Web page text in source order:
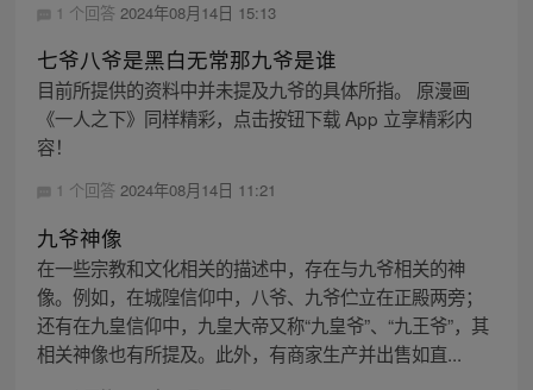
1 个回答 2024年08月14日 15:13
七爷八爷是黑白无常那九爷是谁
目前所提供的资料中并未提及九爷的具体所指。 原漫画
《一人之下》同样精彩，点击按钮下载 App 立享精彩内
容！
1 个回答 2024年08月14日 11:21
九爷神像
在一些宗教和文化相关的描述中，存在与九爷相关的神
像。例如，在城隍信仰中，八爷、九爷伫立在正殿两旁；
还有在九皇信仰中，九皇大帝又称“九皇爷”、“九王爷”，其
相关神像也有所提及。此外，有商家生产并出售如直...